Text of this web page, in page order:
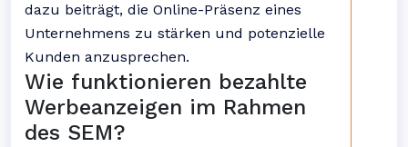
dazu beiträgt, die Online-Präsenz eines
Unternehmens zu stärken und potenzielle
Kunden anzusprechen.
Wie funktionieren bezahlte
Werbeanzeigen im Rahmen
des SEM?